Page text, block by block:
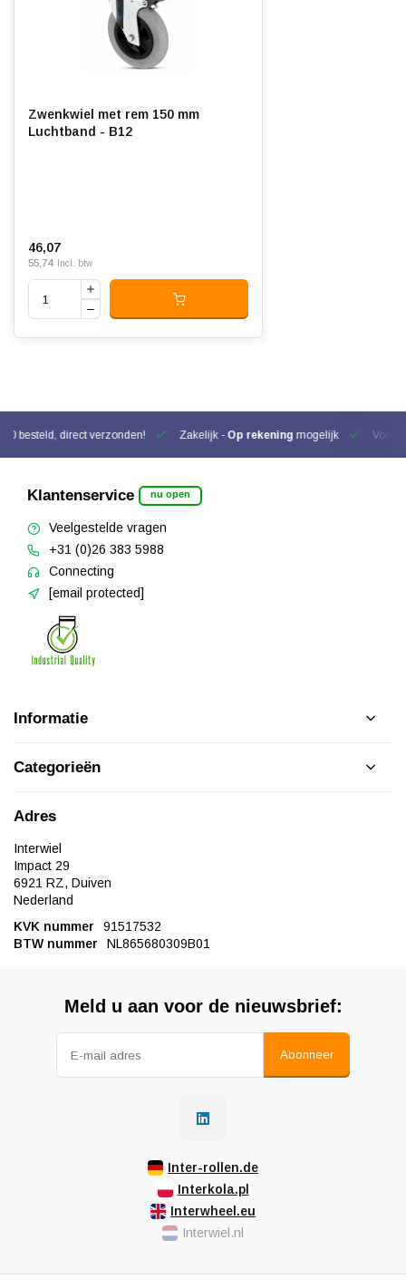
Zwenkwiel met rem 150 mm
Luchtband - B12
46,07
55,74 Incl. btw
besteld, direct verzonden! Zakelijk - Op rekening mogelijk Voor
Klantenservice nu open
Veelgestelde vragen
+31 (0)26 383 5988
Connecting
[email protected]
Informatie
Categorieën
Adres
Interwiel
Impact 29
6921 RZ, Duiven
Nederland
KVK nummer
91517532
BTW nummer
NL865680309B01
Meld u aan voor de nieuwsbrief:
Abonneer
Inter-rollen.de
Interkola.pl
Interwheel.eu
Interwiel.nl